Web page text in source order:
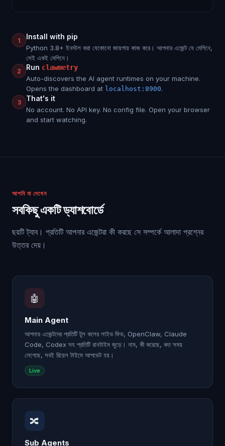
1 Install with pip
Python 3.8+ ইনস্টল করা যেকোনো জায়গায় কাজ করে। আপনার এজেন্ট যে মেশিনে,
সেই একই মেশিনে।
2 Run clawmetry
Auto-discovers the AI agent runtimes on your machine.
Opens the dashboard at localhost:8900.
3 That's it
No account. No API key. No config file. Open your browser
and start watching.
আপনি যা দেখেন
সবকিছু একটি ড্যাশবোর্ডে
ছয়টি ট্যাব। প্রতিটি আপনার এজেন্টরা কী করছে সে সম্পর্কে আলাদা প্রশ্নের
উত্তর দেয়।
🤖
Main Agent
আপনার এজেন্টদের প্রতিটি টুল কলের লাইভ ফিড, OpenClaw, Claude
Code, Codex সহ প্রতিটি রানটাইম জুড়ে। নাম, কী করেছে, কত সময়
লেগেছে, সবই রিয়েল টাইমে আপডেট হয়।
Live
🔀
Sub Agents